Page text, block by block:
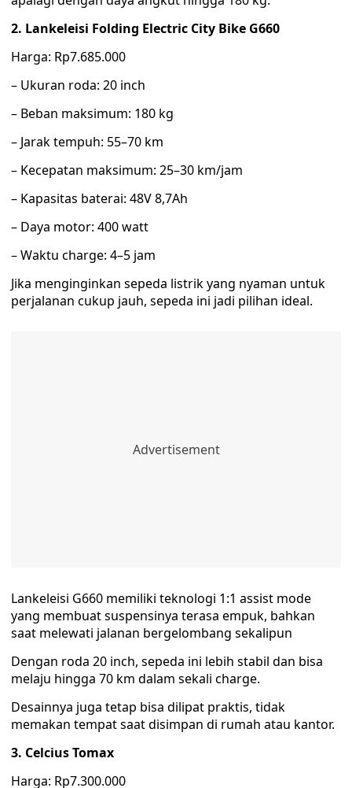
2. Lankeleisi Folding Electric City Bike G660
Harga: Rp7.685.000
– Ukuran roda: 20 inch
– Beban maksimum: 180 kg
– Jarak tempuh: 55–70 km
– Kecepatan maksimum: 25–30 km/jam
– Kapasitas baterai: 48V 8,7Ah
– Daya motor: 400 watt
– Waktu charge: 4–5 jam
Jika menginginkan sepeda listrik yang nyaman untuk
perjalanan cukup jauh, sepeda ini jadi pilihan ideal.
Lankeleisi G660 memiliki teknologi 1:1 assist mode
yang membuat suspensinya terasa empuk, bahkan
saat melewati jalanan bergelombang sekalipun
Dengan roda 20 inch, sepeda ini lebih stabil dan bisa
melaju hingga 70 km dalam sekali charge.
Desainnya juga tetap bisa dilipat praktis, tidak
memakan tempat saat disimpan di rumah atau kantor.
3. Celcius Tomax
Harga: Rp7.300.000